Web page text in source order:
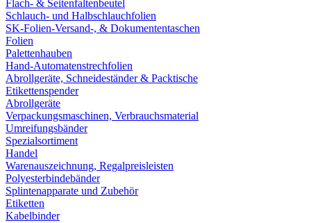
Flach- & Seitenfaltenbeutel
Schlauch- und Halbschlauchfolien
SK-Folien-Versand-, & Dokumententaschen
Folien
Palettenhauben
Hand-Automatenstrechfolien
Abrollgeräte, Schneideständer & Packtische
Etikettenspender
Abrollgeräte
Verpackungsmaschinen, Verbrauchsmaterial
Umreifungsbänder
Spezialsortiment
Handel
Warenauszeichnung, Regalpreisleisten
Polyesterbindebänder
Splintenapparate und Zubehör
Etiketten
Kabelbinder